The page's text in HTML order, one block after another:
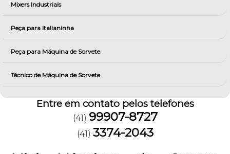
Mixers Industriais
Peça para Italianinha
Peça para Máquina de Sorvete
Técnico de Máquina de Sorvete
Entre em contato pelos telefones
(41) 99907-8727
(41) 3374-2043